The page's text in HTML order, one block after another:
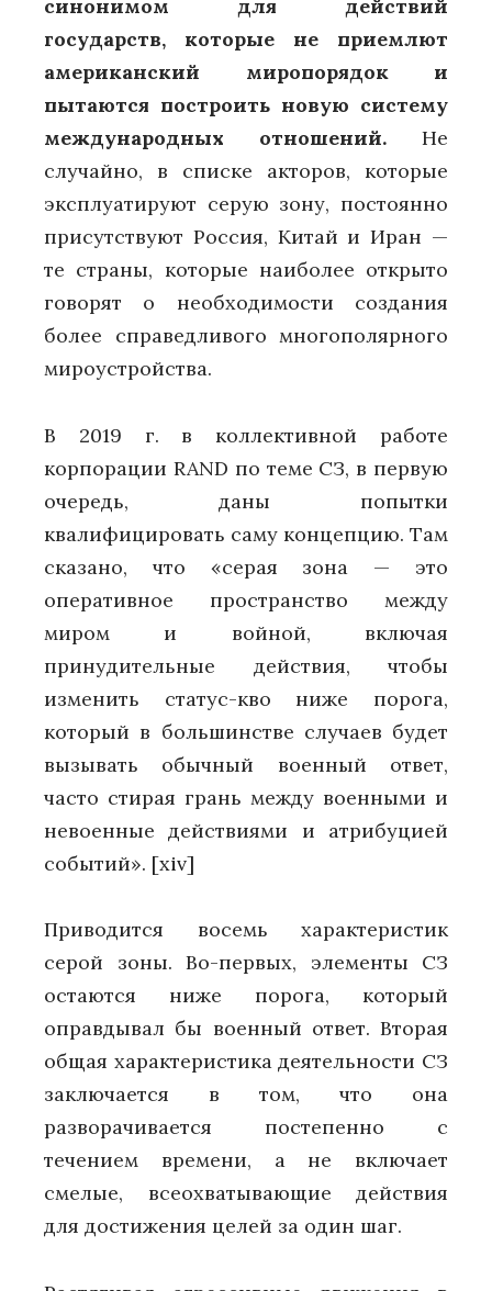
синонимом для действий
государств, которые не приемлют
американский миропорядок и
пытаются построить новую систему
международных отношений. Не
случайно, в списке акторов, которые
эксплуатируют серую зону, постоянно
присутствуют Россия, Китай и Иран —
те страны, которые наиболее открыто
говорят о необходимости создания
более справедливого многополярного
мироустройства.
В 2019 г. в коллективной работе
корпорации RAND по теме СЗ, в первую
очередь, даны попытки
квалифицировать саму концепцию. Там
сказано, что «серая зона — это
оперативное пространство между
миром и войной, включая
принудительные действия, чтобы
изменить статус-кво ниже порога,
который в большинстве случаев будет
вызывать обычный военный ответ,
часто стирая грань между военными и
невоенные действиями и атрибуцией
событий». [xiv]
Приводится восемь характеристик
серой зоны. Во-первых, элементы СЗ
остаются ниже порога, который
оправдывал бы военный ответ. Вторая
общая характеристика деятельности СЗ
заключается в том, что она
разворачивается постепенно с
течением времени, а не включает
смелые, всеохватывающие действия
для достижения целей за один шаг.